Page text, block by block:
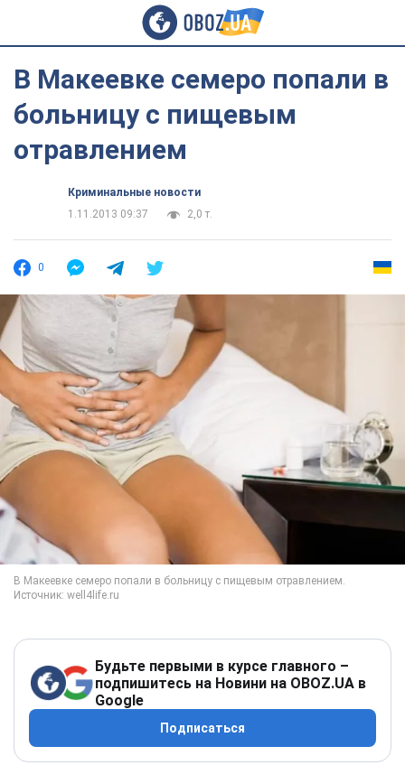
В Макеевке семеро попали в
больницу с пищевым
отравлением
Криминальные новости
1.11.2013 09:37
2,0 т.
0
Будьте первыми в курсе главного –
подпишитесь на Новини на OBOZ.UA в
Google
Подписаться